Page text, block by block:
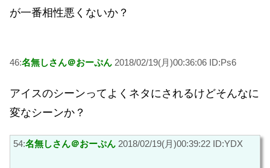
が一番相性悪くないか？
46:名無しさん＠おーぷん 2018/02/19(月)00:36:06 ID:Ps6
アイスのシーンってよくネタにされるけどそんなに
変なシーンか？
54:名無しさん＠おーぷん 2018/02/19(月)00:39:22 ID:YDX